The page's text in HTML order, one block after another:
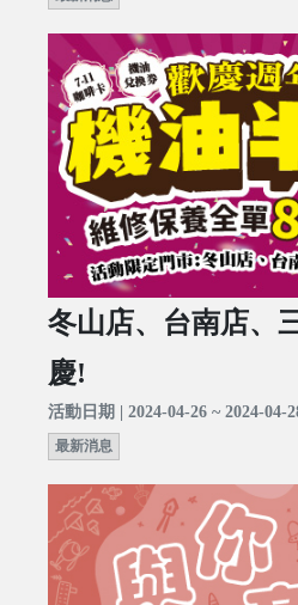
冬山店、台南店、
慶!
活動日期 | 2024-04-26 ~ 2024-04-
最新消息